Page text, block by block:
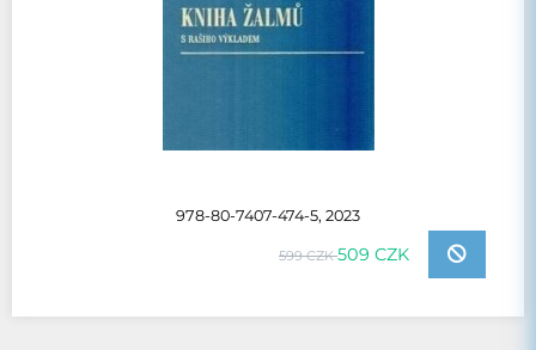
978-80-7407-474-5, 2023
599 CZK509 CZK